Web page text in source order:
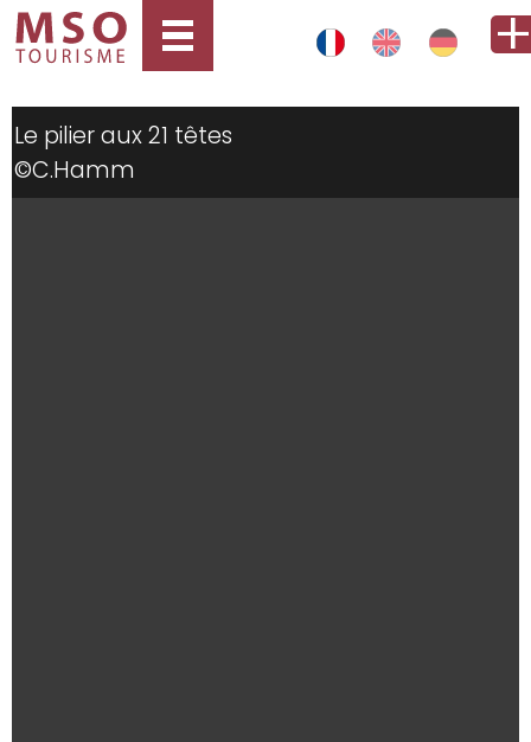
Le pilier aux 21 têtes
©C.Hamm